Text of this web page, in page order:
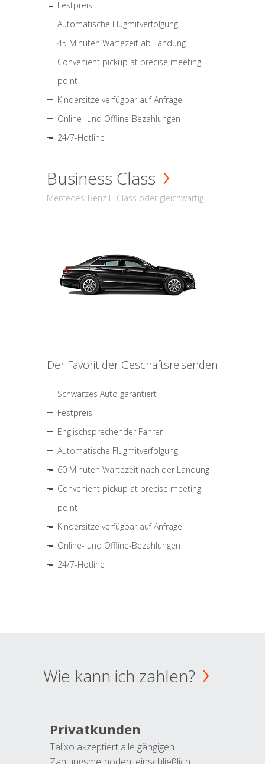
Festpreis
Automatische Flugmitverfolgung
45 Minuten Wartezeit ab Landung
Convenient pickup at precise meeting
point
Kindersitze verfügbar auf Anfrage
Online- und Offline-Bezahlungen
24/7-Hotline
Business Class
Mercedes-Benz E-Class oder gleichwärtig
Der Favorit der Geschäftsreisenden
Schwarzes Auto garantiert
Festpreis
Englischsprechender Fahrer
Automatische Flugmitverfolgung
60 Minuten Wartezeit nach der Landung
Convenient pickup at precise meeting
point
Kindersitze verfügbar auf Anfrage
Online- und Offline-Bezahlungen
24/7-Hotline
Wie kann ich zahlen?
Privatkunden
Talixo akzeptiert alle gängigen